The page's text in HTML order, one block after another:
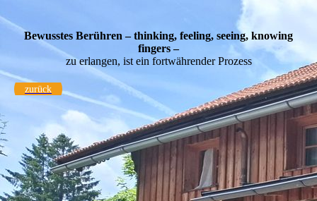
Bewusstes Berühren – thinking, feeling, seeing, knowing
fingers –
zu erlangen, ist ein fortwährender Prozess
zurück